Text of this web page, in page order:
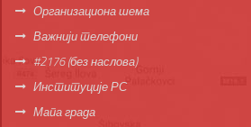
Организациона шема
Важнији телефони
#2176 (без наслова)
Институције РС
Мапа града